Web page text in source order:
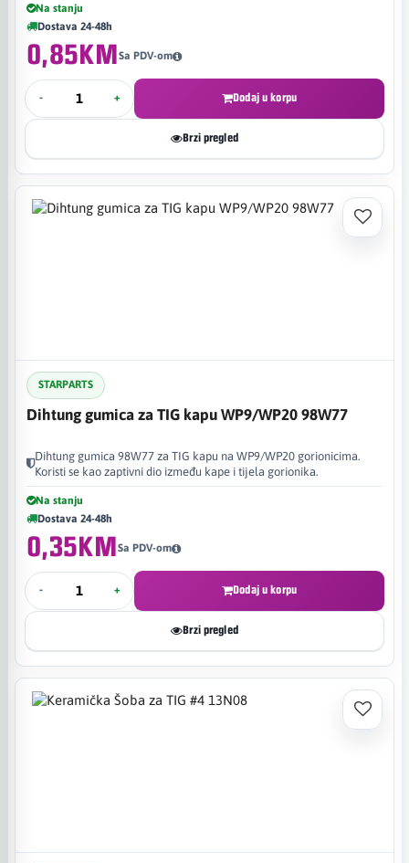
Na stanju
Dostava 24-48h
0,85KMSa PDV-om
- + Dodaj u korpu
Brzi pregled
STARPARTS
Dihtung gumica za TIG kapu WP9/WP20 98W77
Dihtung gumica 98W77 za TIG kapu na WP9/WP20 gorionicima.
Koristi se kao zaptivni dio između kape i tijela gorionika.
Na stanju
Dostava 24-48h
0,35KMSa PDV-om
- + Dodaj u korpu
Brzi pregled